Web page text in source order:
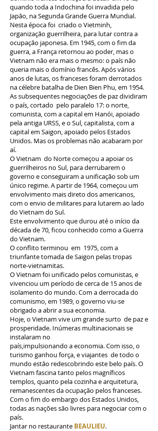
quando toda a Indochina foi invadida pelo
Japão, na Segunda Grande Guerra Mundial.
Nesta época foi criado o Vietminh,
organização guerrilheira, para lutar contra a
ocupação japonesa. Em 1945, com o fim da
guerra, a França retornou ao poder, mas o
Vietnam não era mais o mesmo: o país não
queria mais o domínio francês. Após vários
anos de lutas, os franceses foram derrotados
na célebre batalha de Dien Bien Phu, em 1954.
As subsequentes negociações de paz dividiram
o país, cortado pelo paralelo 17: o norte,
comunista, com a capital em Hanói, apoiado
pela antiga URSS, e o Sul, capitalista, com a
capital em Saigon, apoiado pelos Estados
Unidos. Mas os problemas não acabaram por
aí.
O Vietnam do Norte começou a apoiar os
guerrilheiros no Sul, para derrubarem o
governo e conseguiram a unificação sob um
único regime. A partir de 1964, começou um
envolvimento mais direto dos americanos,
com o envio de militares para lutarem ao lado
do Vietnam do Sul.
Este envolvimento que durou até o início da
década de 70, ficou conhecido como a Guerra
do Vietnam.
O conflito terminou em 1975, com a
triunfante tomada de Saigon pelas tropas
norte-vietnamitas.
O Vietnam foi unificado pelos comunistas, e
vivenciou um período de cerca de 15 anos de
isolamento do mundo. Com a derrocada do
comunismo, em 1989, o governo viu-se
obrigado a abrir a sua economia.
Hoje, o Vietnam vive um grande surto de paz e
prosperidade. Inúmeras multinacionais se
instalaram no
país,impulsionando a economia. Com isso, o
turismo ganhou força, e viajantes de todo o
mundo estão redescobrindo este belo país. O
Vietnam fascina tanto pelos magníficos
templos, quanto pela cozinha e arquitetura,
remanescentes da ocupação pelos franceses.
Com o fim do embargo dos Estados Unidos,
todas as nações são livres para negociar com o
país.
Jantar no restaurante BEAULIEU.